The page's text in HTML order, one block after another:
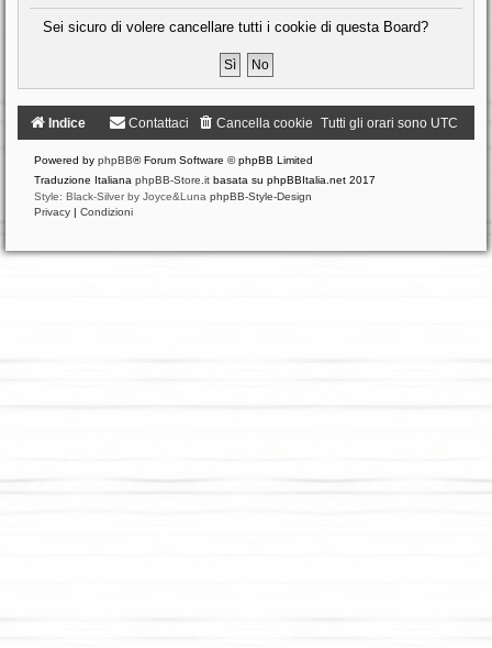
Sei sicuro di volere cancellare tutti i cookie di questa Board?
Indice Tutti gli orari sono UTC
Cancella cookie
Contattaci
Powered by phpBB® Forum Software © phpBB Limited
Traduzione Italiana phpBB-Store.it basata su phpBBItalia.net 2017
Style: Black-Silver by Joyce&Luna phpBB-Style-Design
Privacy | Condizioni